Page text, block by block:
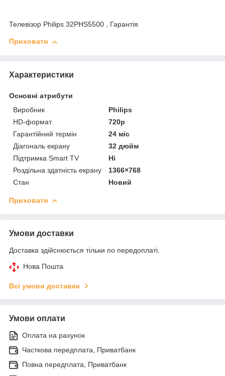
Телевізор Philips 32PHS5500 , Гарантія
Приховати
Характеристики
Основні атрибути
Виробник
Philips
HD-формат
720р
Гарантійний термін
24 міс
Діагональ екрану
32 дюйм
Підтримка Smart TV
Ні
Роздільна здатність екрану
1366×768
Стан
Новий
Приховати
Умови доставки
Доставка здійснюється тільки по передоплаті.
Нова Пошта
Всі умови доставки
Умови оплати
Оплата на рахунок
Часткова передплата, Приватбанк
Повна передплата, Приватбанк